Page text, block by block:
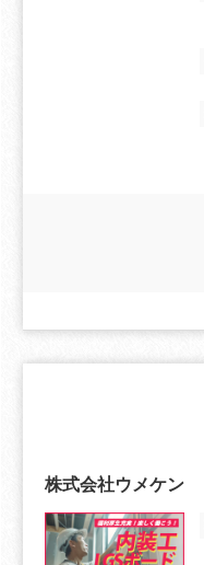
株式会社ウメケン